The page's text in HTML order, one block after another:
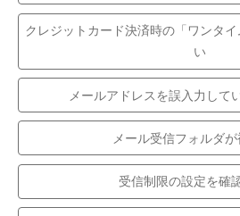
クレジットカード決済時の「ワンタ
い
メールアドレスを誤入力して
メール受信フォルダ
受信制限の設定を確